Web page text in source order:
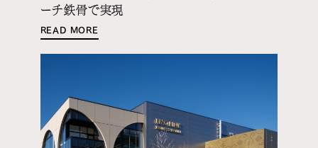
ーチ鉄骨で実現
READ MORE